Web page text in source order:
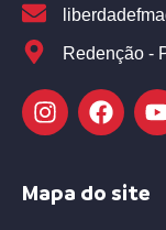
Redenção -
Mapa do site